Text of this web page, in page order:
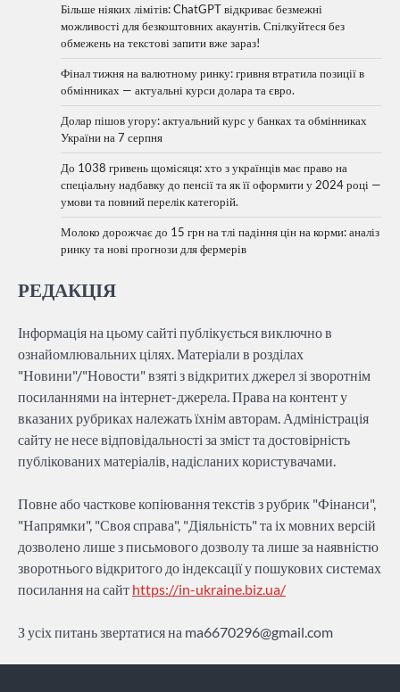
Більше ніяких лімітів: ChatGPT відкриває безмежні
можливості для безкоштовних акаунтів. Спілкуйтеся без
обмежень на текстові запити вже зараз!
Фінал тижня на валютному ринку: гривня втратила позиції в
обмінниках — актуальні курси долара та євро.
Долар пішов угору: актуальний курс у банках та обмінниках
України на 7 серпня
До 1038 гривень щомісяця: хто з українців має право на
спеціальну надбавку до пенсії та як її оформити у 2024 році —
умови та повний перелік категорій.
Молоко дорожчає до 15 грн на тлі падіння цін на корми: аналіз
ринку та нові прогнози для фермерів
РЕДАКЦІЯ
Інформація на цьому сайті публікується виключно в
ознайомлювальних цілях. Матеріали в розділах
"Новини"/"Новости" взяті з відкритих джерел зі зворотнім
посиланнями на інтернет-джерела. Права на контент у
вказаних рубриках належать їхнім авторам. Адміністрація
сайту не несе відповідальності за зміст та достовірність
публікованих матеріалів, надісланих користувачами.
Повне або часткове копіювання текстів з рубрик "Фінанси",
"Напрямки", "Своя справа", "Діяльність" та іх мовних версій
дозволено лише з письмового дозволу та лише за наявністю
зворотнього відкритого до індексації у пошукових системах
посилання на сайт https://in-ukraine.biz.ua/
З усіх питань звертатися на ma6670296@gmail.com